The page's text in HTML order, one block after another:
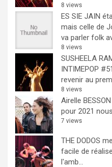
8 views
ES SIE JAIN
mais celle de
va parler folk
8 views
SUSHEELA
INTIMEPOP
revenir au
8 views
Airelle
pour 2021
7 views
THE DODOS
facile de
l'amb...